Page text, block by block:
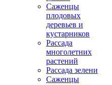
Саженцы
плодовых
деревьев и
кустарников
Рассада
многолетних
растений
Рассада зелени
Саженцы